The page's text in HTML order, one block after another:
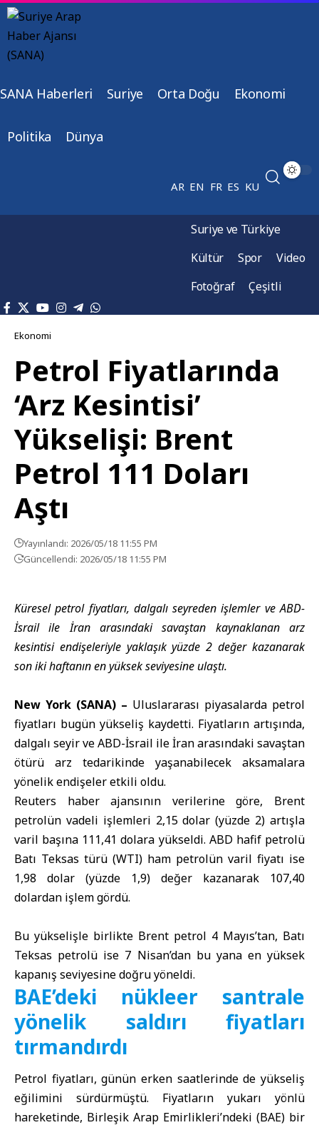
SANA Haberleri Suriye Orta Doğu Ekonomi
Politika Dünya
AR EN FR ES KU
Suriye ve Türkiye
Kültür
Spor
Video
Fotoğraf
Çeşitli
Ekonomi
Petrol Fiyatlarında
‘Arz Kesintisi’
Yükselişi: Brent
Petrol 111 Doları
Aştı
Yayınlandı: 2026/05/18 11:55 PM
Güncellendi: 2026/05/18 11:55 PM
Küresel petrol fiyatları, dalgalı seyreden işlemler ve ABD-
İsrail ile İran arasındaki savaştan kaynaklanan arz
kesintisi endişeleriyle yaklaşık yüzde 2 değer kazanarak
son iki haftanın en yüksek seviyesine ulaştı.
New York (SANA) – Uluslararası piyasalarda petrol
fiyatları bugün yükseliş kaydetti. Fiyatların artışında,
dalgalı seyir ve ABD-İsrail ile İran arasındaki savaştan
ötürü arz tedarikinde yaşanabilecek aksamalara
yönelik endişeler etkili oldu.
Reuters haber ajansının verilerine göre, Brent
petrolün vadeli işlemleri 2,15 dolar (yüzde 2) artışla
varil başına 111,41 dolara yükseldi. ABD hafif petrolü
Batı Teksas türü (WTI) ham petrolün varil fiyatı ise
1,98 dolar (yüzde 1,9) değer kazanarak 107,40
dolardan işlem gördü.
Bu yükselişle birlikte Brent petrol 4 Mayıs’tan, Batı
Teksas petrolü ise 7 Nisan’dan bu yana en yüksek
kapanış seviyesine doğru yöneldi.
BAE’deki nükleer santrale
yönelik saldırı fiyatları
tırmandırdı
Petrol fiyatları, günün erken saatlerinde de yükseliş
eğilimini sürdürmüştü. Fiyatların yukarı yönlü
hareketinde, Birleşik Arap Emirlikleri’ndeki (BAE) bir